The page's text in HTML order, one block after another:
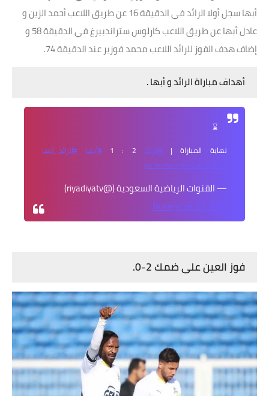
أبها سجل أولا الرائد في الدقيقة 16 عن طريق اللاعب أحمد الزين و
عادل أبها عن طريق اللاعب كارلوس ستراندبيرغ في الدقيقة 58 و
إضاف هدف الفوز للرائد اللاعب محمد فوزير عند الدقيقة 74.
أهداف مباراة الرائد و أبها .
⌛️
نهاية المباراة |#الرائد #أبها #الرائد_أبها
pic.twitter.com/ZhrsuHEYcu
— القنوات الرياضية السعودية (@riyadiyatv)
November 23, 2020
فوز العين على ضمك 2-0.